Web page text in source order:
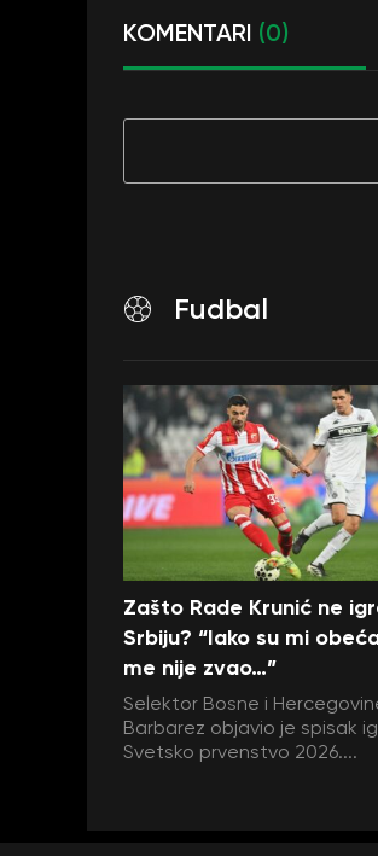
KOMENTARI (0)
Fudbal
Zašto Rade Krunić ne
Srbiju? “Iako su mi
me nije zvao…”
Selektor Bosne i
Barbarez objavio je spisak
Svetsko prvenstvo 2026....